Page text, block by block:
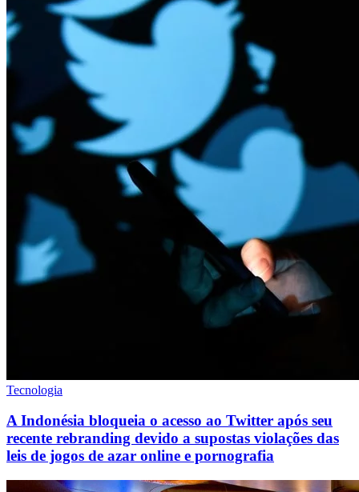
Tecnologia
A Indonésia bloqueia o acesso ao Twitter após seu
recente rebranding devido a supostas violações das
leis de jogos de azar online e pornografia